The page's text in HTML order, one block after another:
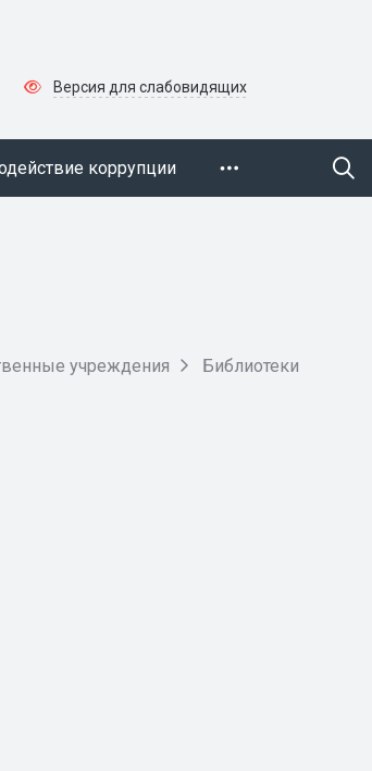
Версия для слабовидящих
коррупции
учреждения
Библиотеки